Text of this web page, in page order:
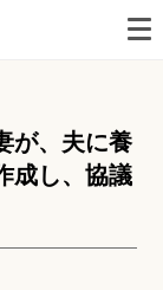
が、夫に養
成し、協議